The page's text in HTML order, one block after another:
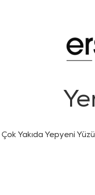
Çok Yakıda Yepyeni